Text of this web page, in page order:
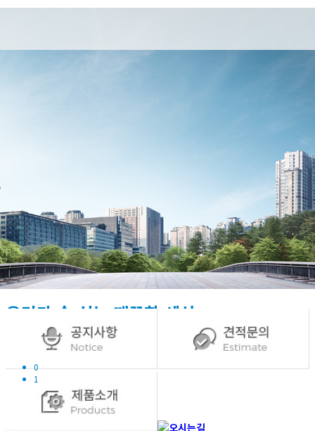
우리가 숨 쉬는 깨끗한 세상
현대환기산업이 만들어 가겠습니다.
0
1